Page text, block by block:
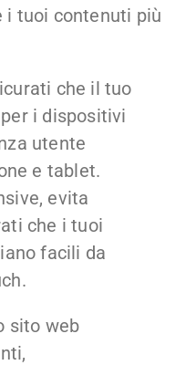
i tuoi contenuti più
che il tuo
i dispositivi
utente
e tablet.
evita
che i tuoi
facili da
sito web